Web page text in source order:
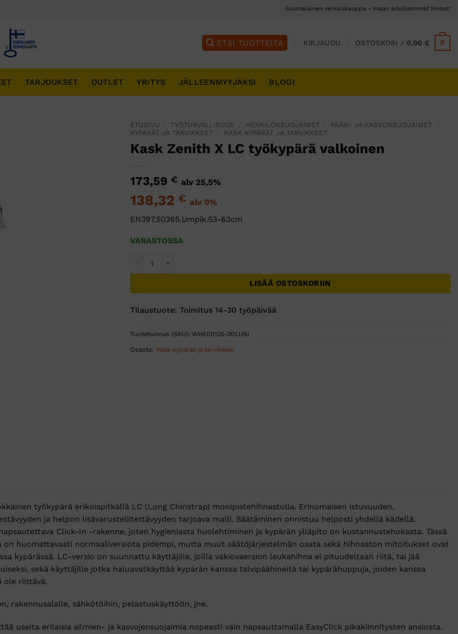
Suomalainen verkkokauppa - maan edullisimmat hinnat!
KIRJAUDU OSTOSKORI / 0,00€ 0
TARJOUKSET OUTLET YRITYS JÄLLEENMYYJÄKSI BLOGI
ETUSIVU TYÖTURVALLISUUS HENKILÖNSUOJAIMET PÄÄN- JA KASVONSUOJAIMET
KYPÄRÄT JA TARVIKKEET
KASK KYPÄRÄT JA TARVIKKEET
Kask Zenith X LC työkypärä valkoinen
173,59 € alv 25,5%
138,32 € alv 0%
EN397,50365.Umpik.53-63cm
VARASTOSSA
LISÄÄ OSTOSKORIIN
Tilaustuote: Toimitus 14-30 työpäivää
Tuotetunnus (SKU): WHE00125-201.UNI
Osasto: Kask kypärät ja tarvikkeet
työkypärä erikoispitkällä LC (Long Chinstrap) monipistehihnastolla. Erinomaisen istuvuuden,
ja helpon lisävarusteliitettävyyden tarjoava malli. Säätäminen onnistuu helposti yhdellä kädellä.
Click-In -rakenne, joten hygieniasta huolehtiminen ja kypärän ylläpito on kustannustehokasta. Tässä
on huomattavasti normaaliversiota pidempi, mutta muut säätöjärjestelmän osata sekä hihnaston mitoitukset ovat
kypärässä. LC-versio on suunnattu käyttäjille, joilla vakiovaersion leukahihna ei pituudeltaan riitä, tai jää
sekä käyttäjille jotka haluavatkäyttää kypärän kanssa talvipäähineitä tai kypärähuppuja, joiden kanssa
ole riittävä.
rakennusalalle, sähkötöihin, pelastuskäyttöön, jne.
useita erilaisia silmien- ja kasvojensuojaimia nopeasti vain napsauttamalla EasyClick pikakiinnitysten ansiosta.